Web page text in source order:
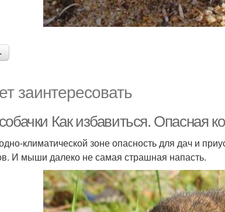
заинтересовать
Как избавиться. Опасная
климатической зоне опасность для дач и
И мыши далеко не самая страшная напасть.